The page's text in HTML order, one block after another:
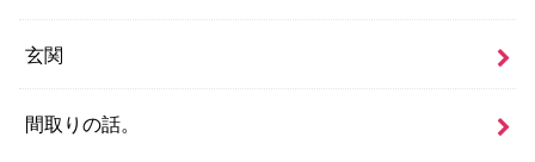
玄関
間取りの話。